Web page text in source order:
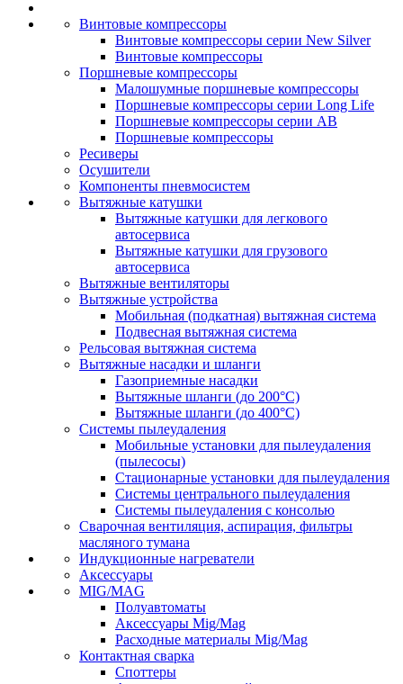
Винтовые компрессоры
Винтовые компрессоры серии New Silver
Винтовые компрессоры
Поршневые компрессоры
Малошумные поршневые компрессоры
Поршневые компрессоры серии Long Life
Поршневые компрессоры серии AB
Поршневые компрессоры
Ресиверы
Осушители
Компоненты пневмосистем
Вытяжные катушки
Вытяжные катушки для легкового
автосервиса
Вытяжные катушки для грузового
автосервиса
Вытяжные вентиляторы
Вытяжные устройства
Мобильная (подкатная) вытяжная система
Подвесная вытяжная система
Рельсовая вытяжная система
Вытяжные насадки и шланги
Газоприемные насадки
Вытяжные шланги (до 200°C)
Вытяжные шланги (до 400°C)
Системы пылеудаления
Мобильные установки для пылеудаления
(пылесосы)
Стационарные установки для пылеудаления
Системы центрального пылеудаления
Системы пылеудаления с консолью
Сварочная вентиляция, аспирация, фильтры
масляного тумана
Индукционные нагреватели
Аксессуары
MIG/MAG
Полуавтоматы
Аксессуары Mig/Mag
Расходные материалы Mig/Mag
Контактная сварка
Споттеры